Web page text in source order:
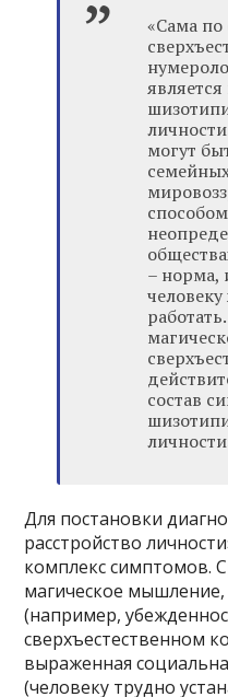
«Сама по
могут
– норма,
состав
Для постановки
расстройство
комплекс симптомов.
магическое
(например,
сверхъестественном
выраженная
(человеку трудно